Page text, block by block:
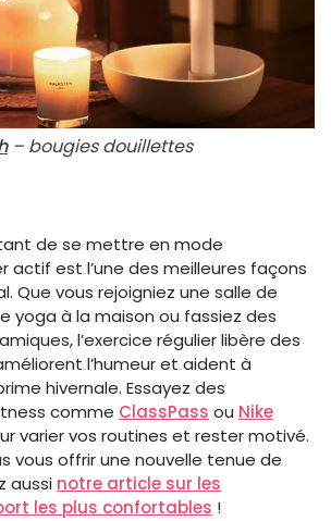
– bougies douillettes
de se mettre en mode
actif est l’une des meilleures façons
Que vous rejoigniez une salle de
yoga à la maison ou fassiez des
l’exercice régulier libère des
l’humeur et aident à
hivernale. Essayez des
comme ClassPass ou Nike
varier vos routines et rester motivé.
vous offrir une nouvelle tenue de
aussi notre article sur les
les plus confortables !